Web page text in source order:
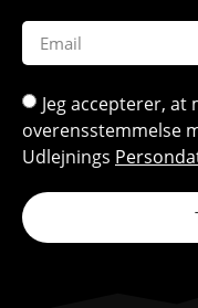
Jeg accepterer, at
overensstemmelse
Udlejnings